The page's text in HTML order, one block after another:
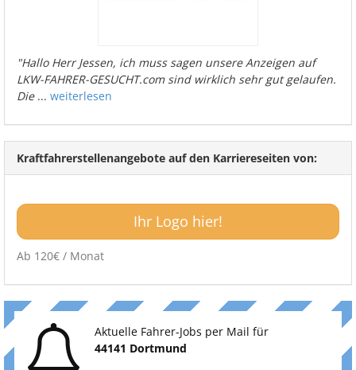
"Hallo Herr Jessen, ich muss sagen unsere Anzeigen auf
LKW-FAHRER-GESUCHT.com sind wirklich sehr gut gelaufen.
Die... weiterlesen
Kraftfahrerstellenangebote auf den Karriereseiten von:
Ihr Logo hier!
Ab 120€ / Monat
Aktuelle Fahrer-Jobs per Mail für
44141 Dortmund